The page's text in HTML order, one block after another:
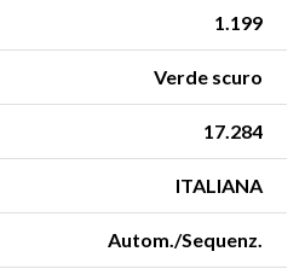
1.199
Verde scuro
17.284
ITALIANA
Autom./Sequenz.